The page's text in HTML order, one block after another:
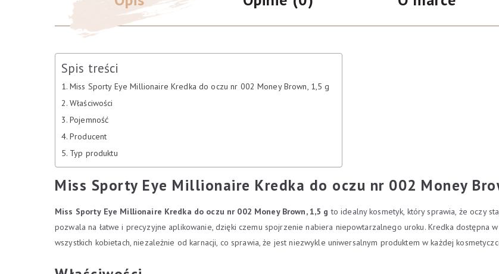
g
Spis treści
Miss Sporty Eye Millionaire Kredka do oczu nr 002 Money Brown, 1,5 g
Właściwości
Pojemność
Producent
Typ produktu
Miss Sporty Eye Millionaire Kredka do oczu nr 002 Money
Miss Sporty Eye Millionaire Kredka do oczu nr 002 Money Brown, 1,5 g to idealny kosmetyk, który sprawia, że oczy
pozwala na łatwe i precyzyjne aplikowanie, dzięki czemu spojrzenie nabiera niepowtarzalnego uroku. Kredka dostępna
wszystkich kobietach, niezależnie od karnacji, co sprawia, że jest niezwykle uniwersalnym produktem w każdej